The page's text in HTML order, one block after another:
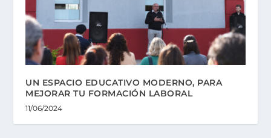
UN ESPACIO EDUCATIVO MODERNO, PARA
MEJORAR TU FORMACIÓN LABORAL
11/06/2024